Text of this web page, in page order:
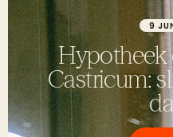
9
Hypotheek
Castricum: